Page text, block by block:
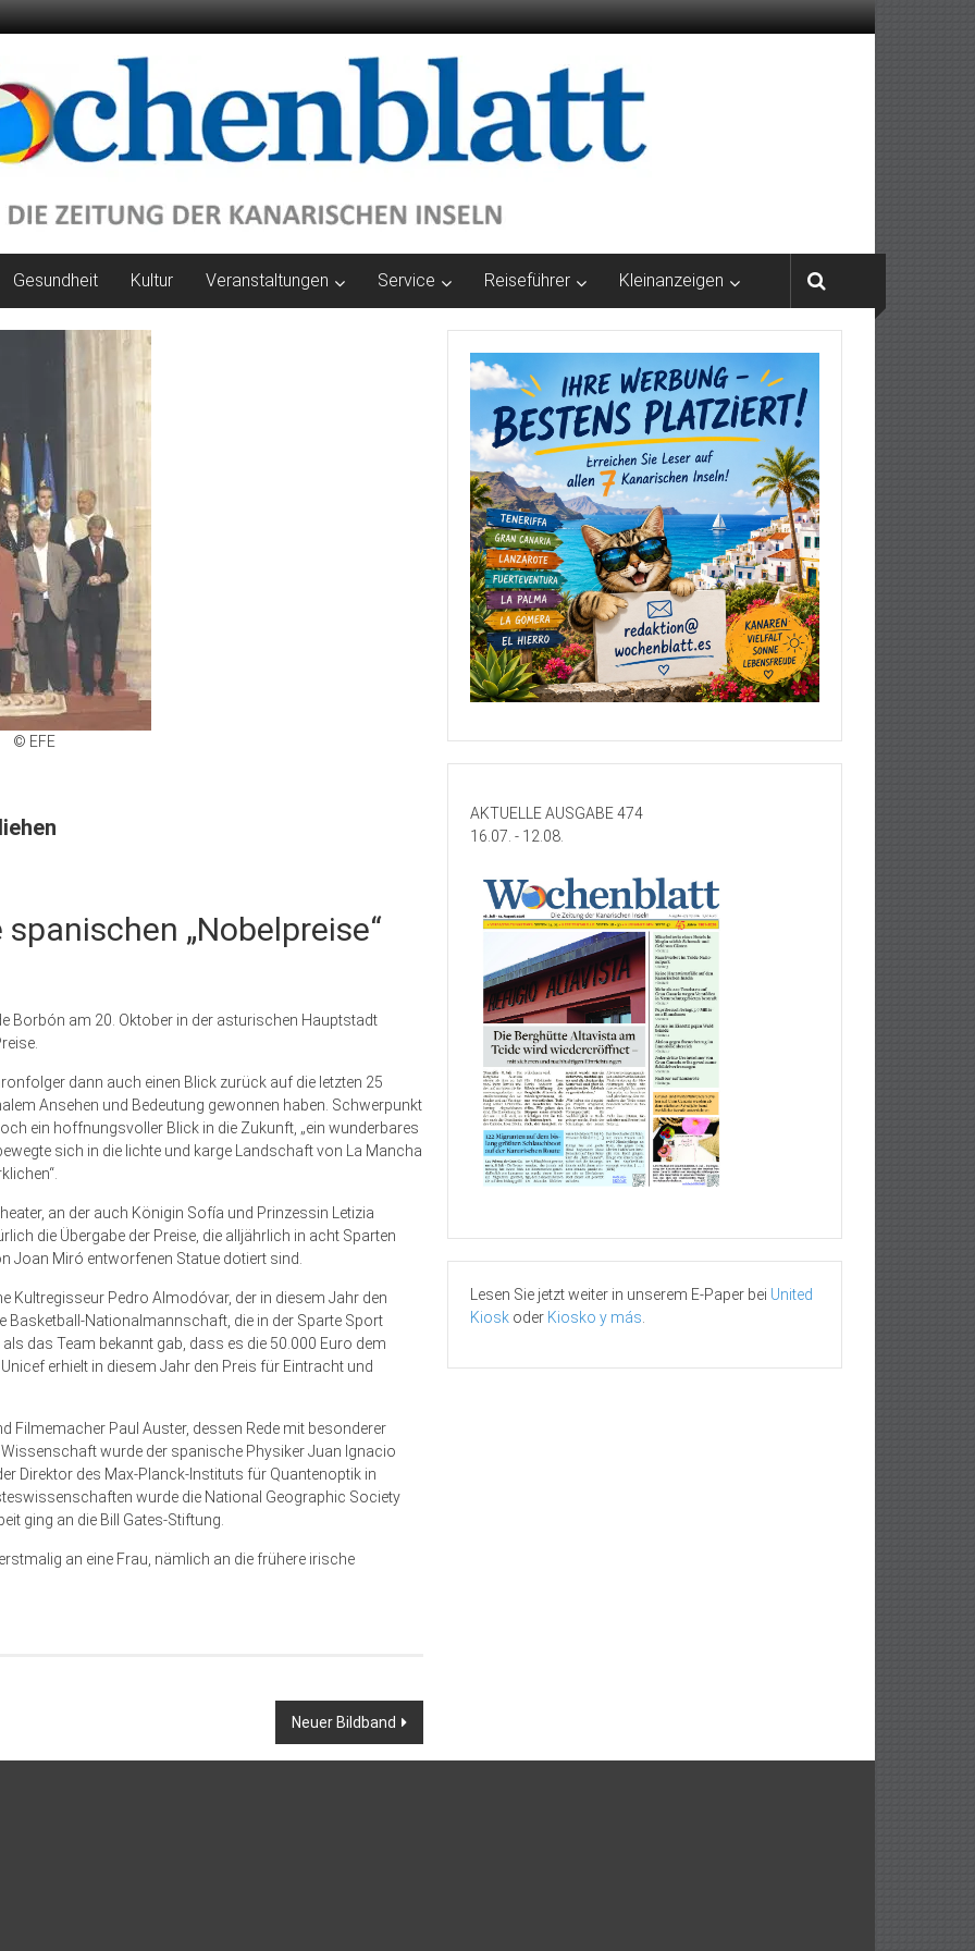
Gesundheit Kultur Veranstaltungen Service Reiseführer Kleinanzeigen
© EFE
„Nobelpreise“
Borbón am 20. Oktober in der asturischen Hauptstadt
dann auch einen Blick zurück auf die letzten 25
Ansehen und Bedeutung gewonnen haben. Schwerpunkt
ein hoffnungsvoller Blick in die Zukunft, „ein wunderbares
sich in die lichte und karge Landschaft von La Mancha
an der auch Königin Sofía und Prinzessin Letizia
die Übergabe der Preise, die alljährlich in acht Sparten
Joan Miró entworfenen Statue dotiert sind.
Kultregisseur Pedro Almodóvar, der in diesem Jahr den
Basketball-Nationalmannschaft, die in der Sparte Sport
das Team bekannt gab, dass es die 50.000 Euro dem
erhielt in diesem Jahr den Preis für Eintracht und
Filmemacher Paul Auster, dessen Rede mit besonderer
wurde der spanische Physiker Juan Ignacio
Direktor des Max-Planck-Instituts für Quantenoptik in
wurde die National Geographic Society
ging an die Bill Gates-Stiftung.
an eine Frau, nämlich an die frühere irische
Neuer Bildband
AKTUELLE AUSGABE 474
16.07. - 12.08.
Lesen Sie jetzt weiter in unserem E-Paper bei United
Kiosk oder Kiosko y más